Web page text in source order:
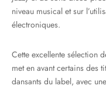
niveau musical et sur
électroniques.
Cette excellente sélection
met en avant certains des
dansants du label, avec